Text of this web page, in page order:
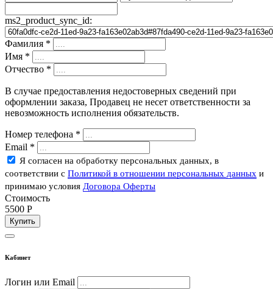
ms2_product_sync_id:
Фамилия *
Имя *
Отчество *
В случае предоставления недостоверных сведений при
оформлении заказа, Продавец не несет ответственности за
невозможность исполнения обязательств.
Номер телефона *
Email *
Я согласен на обработку персональных данных, в
соответствии с Политикой в отношении персональных данных и
принимаю условия Договора Оферты
Стоимость
5500 P
Купить
Кабинет
Логин или Email